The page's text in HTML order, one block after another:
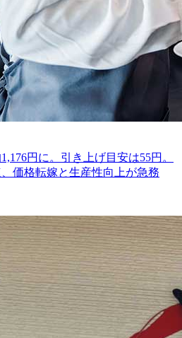
円に。引き上げ目安は55円。
価格転嫁と生産性向上が急務